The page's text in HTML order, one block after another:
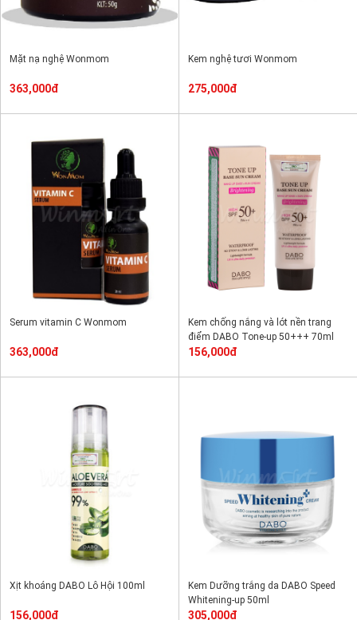
Mặt nạ nghệ Wonmom
363,000đ
Kem nghệ tươi Wonmom
275,000đ
Serum vitamin C Wonmom
363,000đ
Kem chống nắng và lót nền trang
điểm DABO Tone-up 50+++ 70ml
156,000đ
Xịt khoáng DABO Lô Hội 100ml
156,000đ
Kem Dưỡng trắng da DABO Speed
Whitening-up 50ml
305,000đ